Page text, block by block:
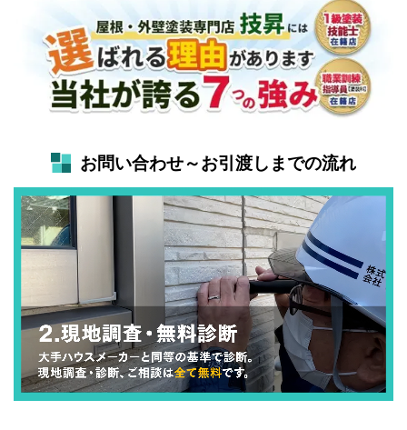
お問い合わせ～お引渡しまでの流れ